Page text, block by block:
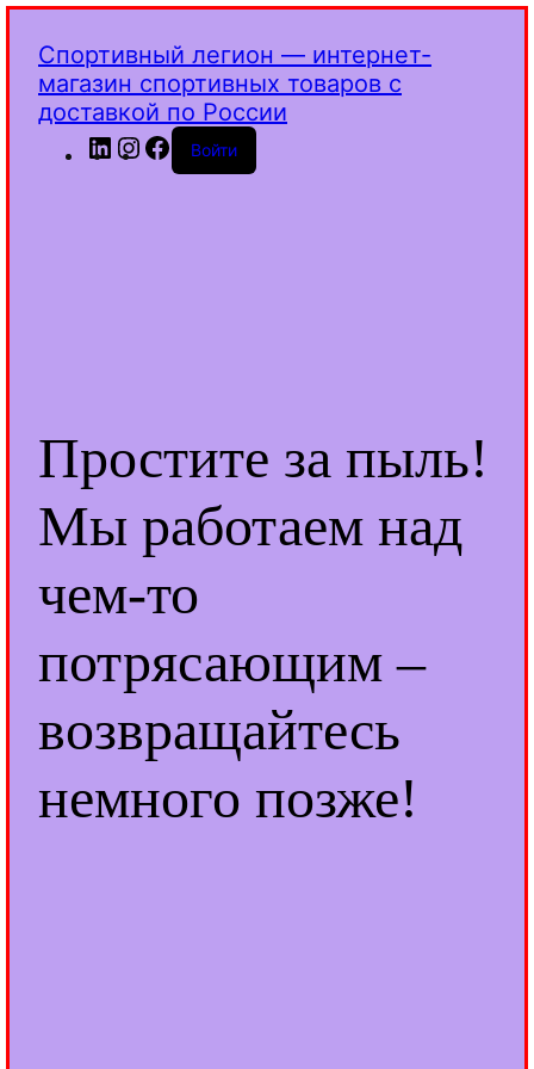
Спортивный легион — интернет-
магазин спортивных товаров с
доставкой по России
LinkedInInstagram
Facebook
Войти
Простите за пыль!
Мы работаем над
чем-то
потрясающим –
возвращайтесь
немного позже!